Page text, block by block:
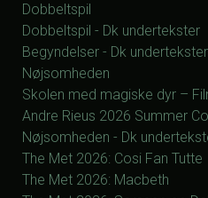
Dobbeltspil
Dobbeltspil - Dk undertekster
Begyndelser - Dk undertekster
Nøjsomheden
Skolen med magiske dyr –
Andre Rieus 2026 Summer
Nøjsomheden - Dk
The Met 2026: Cosi Fan Tutte
The Met 2026: Macbeth